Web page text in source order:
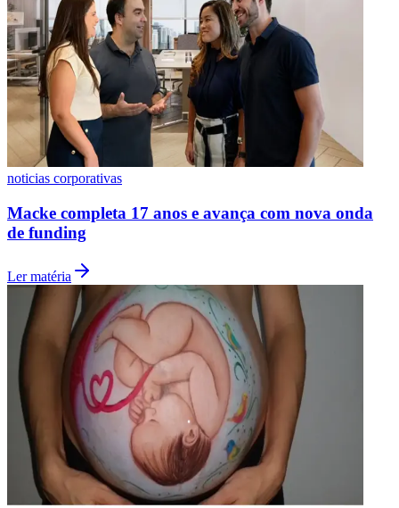
Flamengo
noticias corporativas
Macke completa 17 anos e avança com nova onda
de funding
Ler matéria